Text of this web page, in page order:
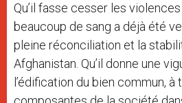
Qu’il fasse cesser les
beaucoup de sang a déjà été
pleine réconciliation et la
Afghanistan. Qu’il donne une
l’édification du bien commun, à